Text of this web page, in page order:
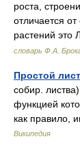
роста,
отличается
растений
словарь Ф.А.
Простой лист
собир.
функцией
как правило,
Википедия